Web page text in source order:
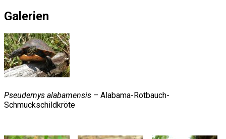
Galerien
Pseudemys alabamensis – Alabama-Rotbauch-
Schmuckschildkröte